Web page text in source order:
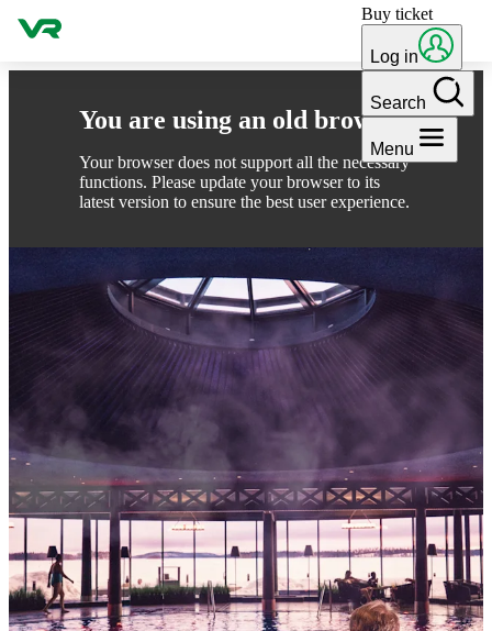
You are using an old browser
Your browser does not support all the necessary
functions. Please update your browser to its
latest version to ensure the best user experience.
Skip to content Buy ticket
Log in
Search
Menu